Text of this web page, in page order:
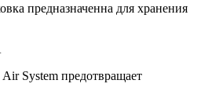
предназначенна для хранения
System предотвращает